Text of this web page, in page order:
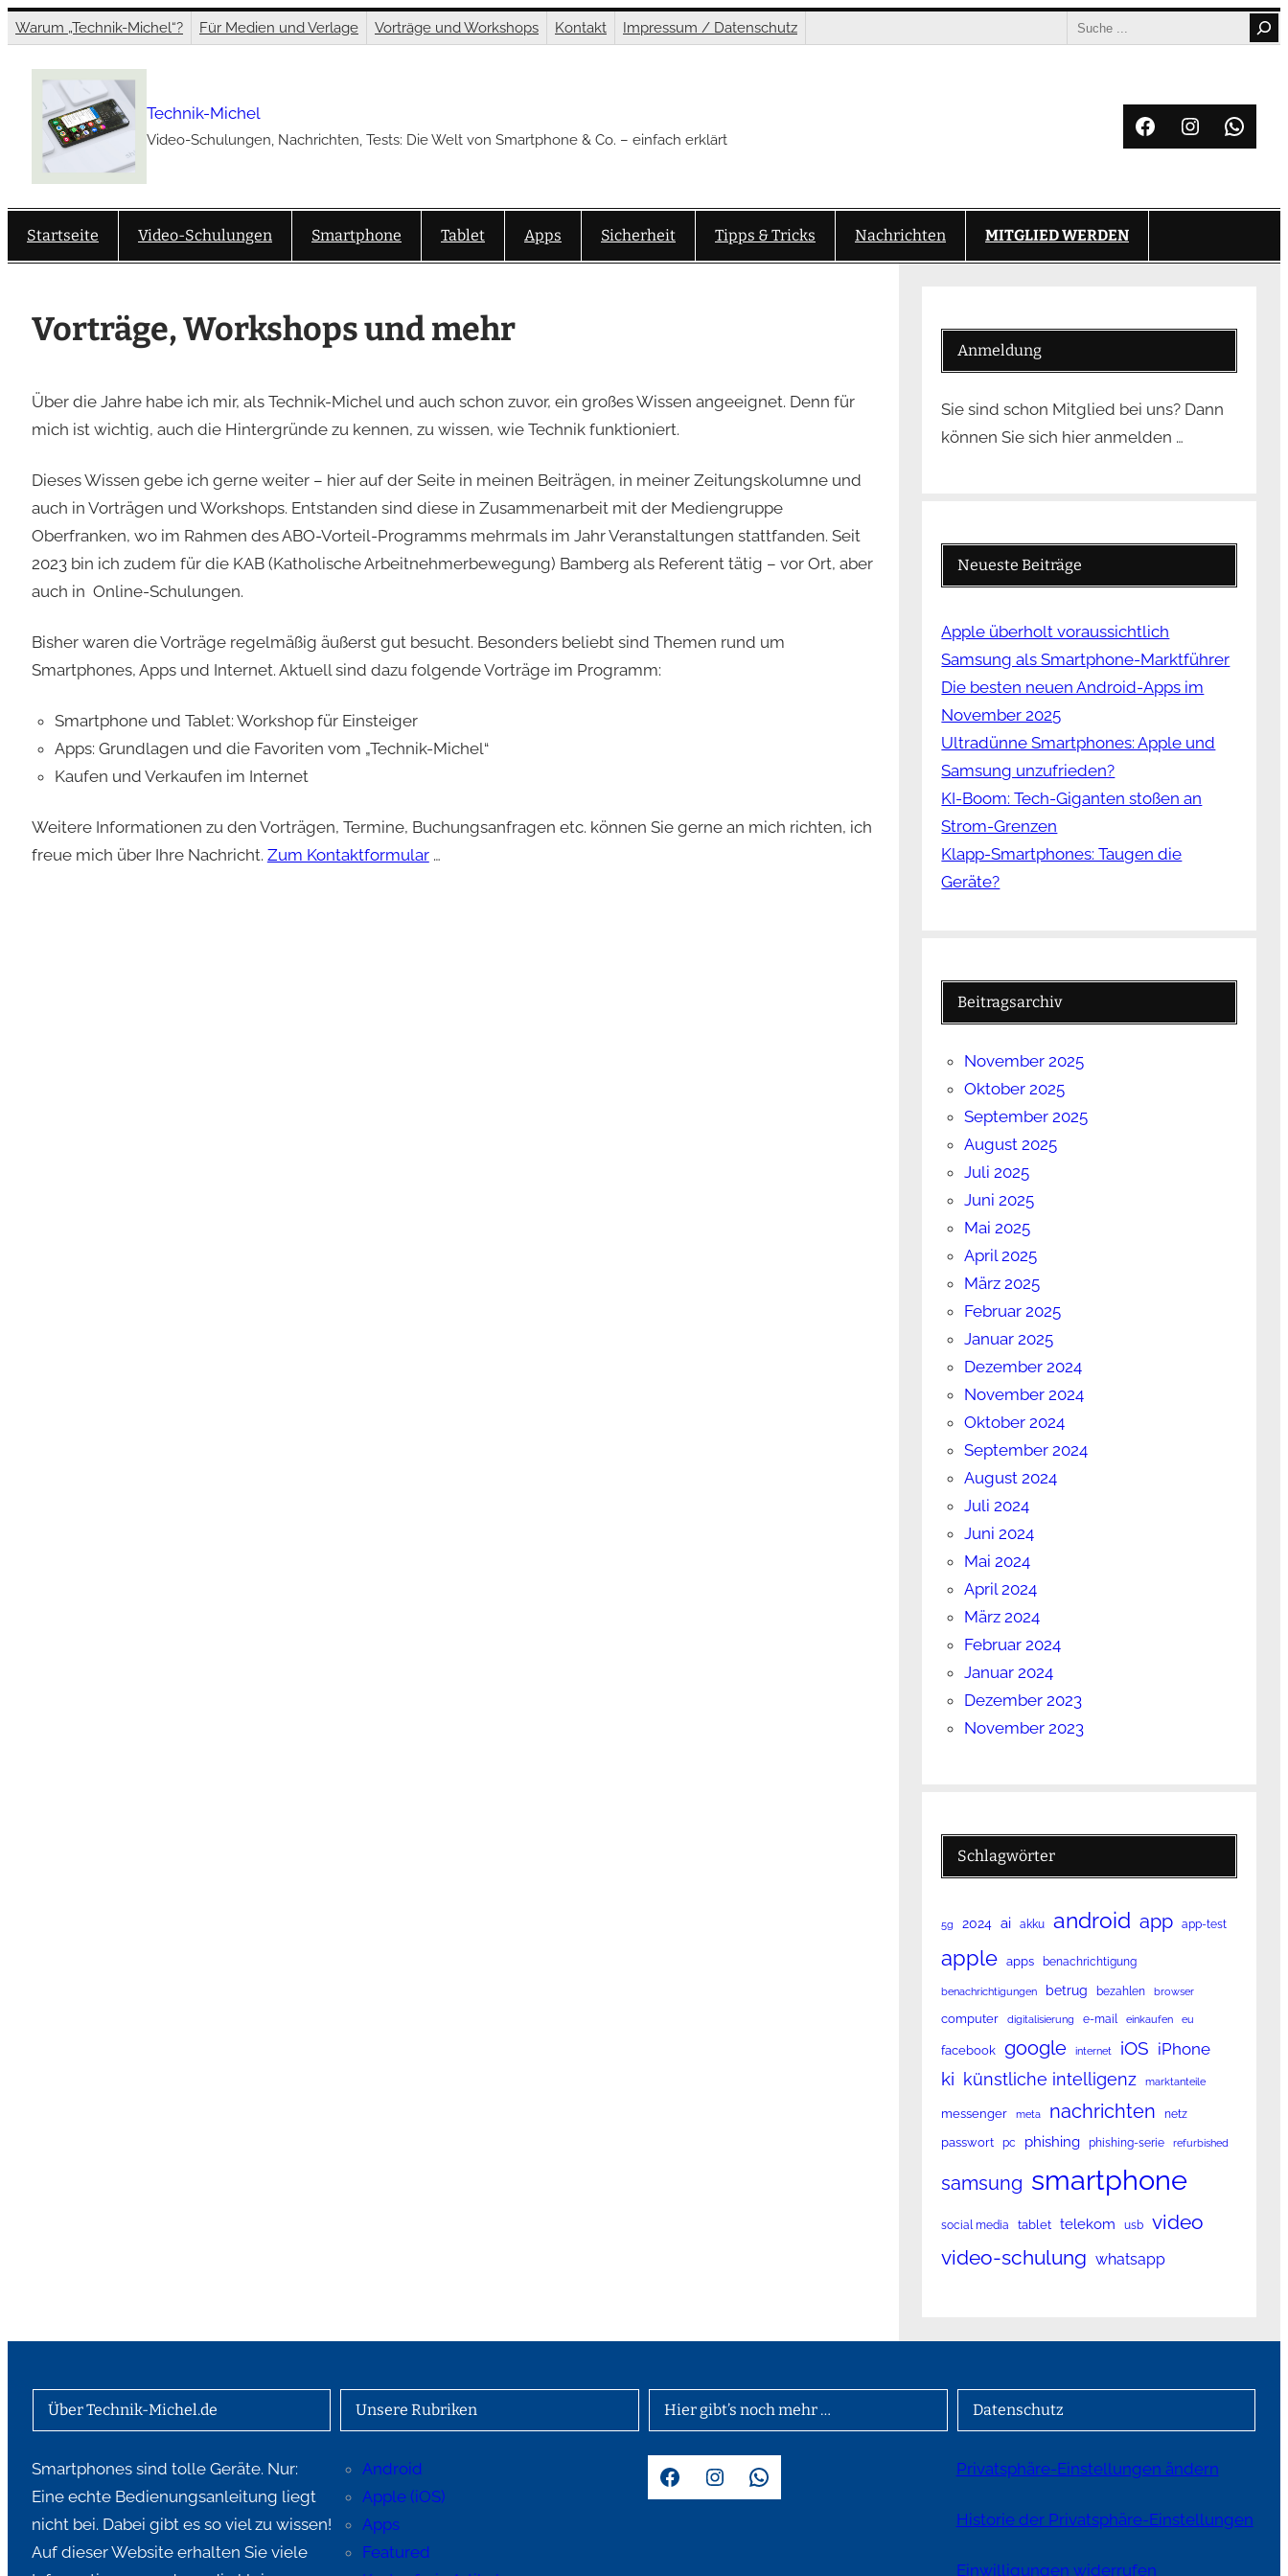
Zum
Inhalt
springen
Warum „Technik-Michel“? Für Medien und Verlage Vorträge und Workshops Kontakt Impressum / Datenschutz Search
Technik-Michel
Video-Schulungen, Nachrichten, Tests: Die Welt von Smartphone & Co. – einfach erklärt
Facebook
Instagram
Startseite Video-Schulungen Smartphone Tablet Apps Sicherheit Tipps & Tricks Nachrichten MITGLIED WERDEN
Vorträge, Workshops und mehr
Über die Jahre habe ich mir, als Technik-Michel und auch schon zuvor, ein großes Wissen angeeignet. Denn für
mich ist wichtig, auch die Hintergründe zu kennen, zu wissen, wie Technik funktioniert.
Dieses Wissen gebe ich gerne weiter – hier auf der Seite in meinen Beiträgen, in meiner Zeitungskolumne und
auch in Vorträgen und Workshops. Entstanden sind diese in Zusammenarbeit mit der Mediengruppe
Oberfranken, wo im Rahmen des ABO-Vorteil-Programms mehrmals im Jahr Veranstaltungen stattfanden. Seit
2023 bin ich zudem für die KAB (Katholische Arbeitnehmerbewegung) Bamberg als Referent tätig – vor Ort, aber
auch in Online-Schulungen.
Bisher waren die Vorträge regelmäßig äußerst gut besucht. Besonders beliebt sind Themen rund um
Smartphones, Apps und Internet. Aktuell sind dazu folgende Vorträge im Programm:
Smartphone und Tablet: Workshop für Einsteiger
Apps: Grundlagen und die Favoriten vom „Technik-Michel“
Kaufen und Verkaufen im Internet
Weitere Informationen zu den Vorträgen, Termine, Buchungsanfragen etc. können Sie gerne an mich richten, ich
freue mich über Ihre Nachricht. Zum Kontaktformular…
Anmeldung
Sie sind schon Mitglied bei uns? Dann
können Sie sich hier anmelden …
Neueste Beiträge
Apple überholt voraussichtlich
Samsung als Smartphone-Marktführer
Die besten neuen Android-Apps im
November 2025
Ultradünne Smartphones: Apple und
Samsung unzufrieden?
KI-Boom: Tech-Giganten stoßen an
Strom-Grenzen
Klapp-Smartphones: Taugen die
Geräte?
Beitragsarchiv
November 2025
Oktober 2025
September 2025
August 2025
Juli 2025
Juni 2025
Mai 2025
April 2025
März 2025
Februar 2025
Januar 2025
Dezember 2024
November 2024
Oktober 2024
September 2024
August 2024
Juli 2024
Juni 2024
Mai 2024
April 2024
März 2024
Februar 2024
Januar 2024
Dezember 2023
November 2023
Schlagwörter
5g 2024 ai akku android app app-test
apple apps benachrichtigung
benachrichtigungen betrug bezahlen browser
computer digitalisierung e-mail einkaufen eu
facebook google internet iOS iPhone
ki künstliche intelligenz marktanteile
messenger meta nachrichten netz
passwort pc phishing phishing-serie refurbished
samsung smartphone
social media tablet telekom usb
video
video-schulung whatsapp
Über Technik-Michel.de
Smartphones sind tolle Geräte. Nur:
Eine echte Bedienungsanleitung liegt
nicht bei. Dabei gibt es so viel zu wissen!
Auf dieser Website erhalten Sie viele
Unsere Rubriken
Android
Apple (iOS)
Apps
Featured
Hier gibt’s noch mehr …
Facebook Instagram WhatsApp
Datenschutz
Privatsphäre-Einstellungen ändern
Historie der Privatsphäre-Einstellungen
Einwilligungen widerrufen